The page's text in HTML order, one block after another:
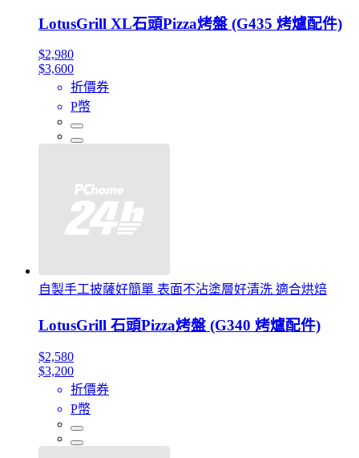
LotusGrill XL石頭Pizza烤盤 (G435 烤爐配件)
$2,980
$3,600
折價券
P幣
自製手工披薩好簡單 表面不沾塗層好清洗 適合烘焙
LotusGrill 石頭Pizza烤盤 (G340 烤爐配件)
$2,580
$3,200
折價券
P幣